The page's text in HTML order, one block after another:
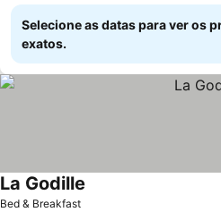
Selecione as datas para ver os
exatos.
Bed & Breakfast
La Godille